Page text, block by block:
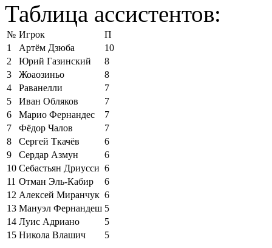
Таблица ассистентов:
№ Игрок
П
1
Артём Дзюба
10
2
Юрий Газинский
8
3
Жоаозиньо
8
4
Раванелли
7
5
Иван Обляков
7
6
Марио Фернандес
7
7
Фёдор Чалов
7
8
Сергей Ткачёв
6
9
Сердар Азмун
6
10 Себастьян Дриусси 6
11 Отман Эль-Кабир
6
12 Алексей Миранчук 6
13 Мануэл Фернандеш 5
14 Луис Адриано
5
15 Никола Влашич 5